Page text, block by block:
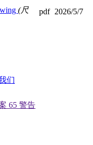
(尺
pdf 2026/5/7
们
65 警告